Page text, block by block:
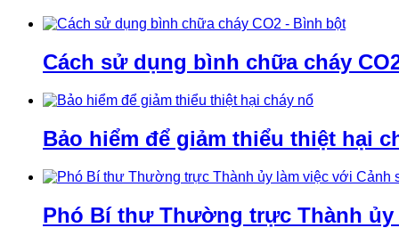
Cách sử dụng bình chữa cháy
Bảo hiểm để giảm thiểu thiệt hại
Phó Bí thư Thường trực Thành ủy